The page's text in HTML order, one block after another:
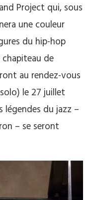
Project qui, sous
une couleur
du hip-hop
de
au rendez-vous
le 27 juillet
légendes du jazz –
– se seront